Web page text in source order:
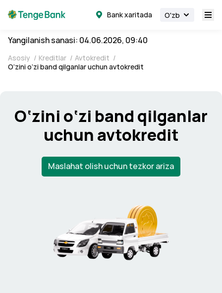
Bank xaritada O'zb
Yangilanish sanasi: 04.06.2026, 09:40
Asosiy / Kreditlar / Avtokredit /
O‘zini o‘zi band qilganlar uchun avtokredit
O‘zini o‘zi band qilganlar
uchun avtokredit
Maslahat olish uchun tezkor ariza